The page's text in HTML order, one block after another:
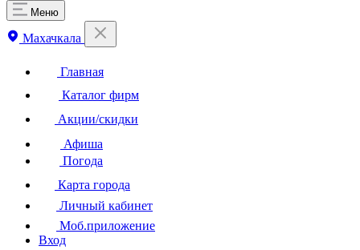
Меню
Махачкала
Главная
Каталог фирм
Акции/скидки
Афиша
Погода
Карта города
Личный кабинет
Моб.приложение
Вход